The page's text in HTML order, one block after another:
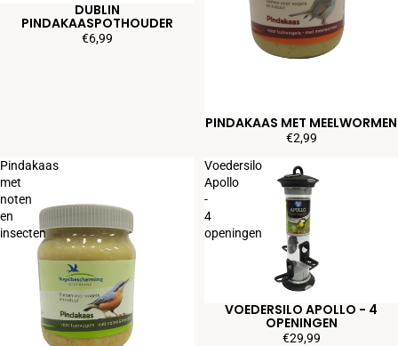
DUBLIN
PINDAKAASPOTHOUDER
€6,99
PINDAKAAS MET MEELWORMEN
€2,99
Pindakaas
met
noten
en
insecten
Voedersilo
Apollo
-
4
openingen
VOEDERSILO APOLLO - 4
OPENINGEN
€29,99